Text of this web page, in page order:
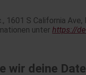
1601 S California
unter https://
wir deine